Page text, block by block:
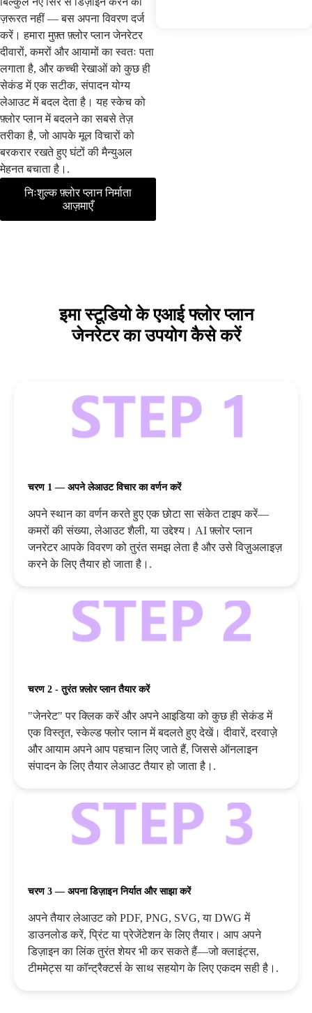
ज़रूरत नहीं — बस अपना विवरण दर्ज
करें। हमारा मुफ़्त फ़्लोर प्लान जेनरेटर
दीवारों, कमरों और आयामों का स्वतः पता
लगाता है, और कच्ची रेखाओं को कुछ ही
सेकंड में एक सटीक, संपादन योग्य
लेआउट में बदल देता है। यह स्केच को
फ़्लोर प्लान में बदलने का सबसे तेज़
तरीका है, जो आपके मूल विचारों को
बरकरार रखते हुए घंटों की मैन्युअल
मेहनत बचाता है।.
निःशुल्क फ़्लोर प्लान निर्माता
आज़माएँ
इमा स्टूडियो के एआई फ्लोर प्लान
जेनरेटर का उपयोग कैसे करें
चरण 1 — अपने लेआउट विचार का वर्णन करें
अपने स्थान का वर्णन करते हुए एक छोटा सा संकेत टाइप करें—
कमरों की संख्या, लेआउट शैली, या उद्देश्य। AI फ़्लोर प्लान
जनरेटर आपके विवरण को तुरंत समझ लेता है और उसे विज़ुअलाइज़
करने के लिए तैयार हो जाता है।.
चरण 2 - तुरंत फ़्लोर प्लान तैयार करें
"जेनरेट" पर क्लिक करें और अपने आइडिया को कुछ ही सेकंड में
एक विस्तृत, स्केल्ड फ्लोर प्लान में बदलते हुए देखें। दीवारें, दरवाज़े
और आयाम अपने आप पहचान लिए जाते हैं, जिससे ऑनलाइन
संपादन के लिए तैयार लेआउट तैयार हो जाता है।.
चरण 3 — अपना डिज़ाइन निर्यात और साझा करें
अपने तैयार लेआउट को PDF, PNG, SVG, या DWG में
डाउनलोड करें, प्रिंट या प्रेजेंटेशन के लिए तैयार। आप अपने
डिज़ाइन का लिंक तुरंत शेयर भी कर सकते हैं—जो क्लाइंट्स,
टीममेट्स या कॉन्ट्रैक्टर्स के साथ सहयोग के लिए एकदम सही है।.